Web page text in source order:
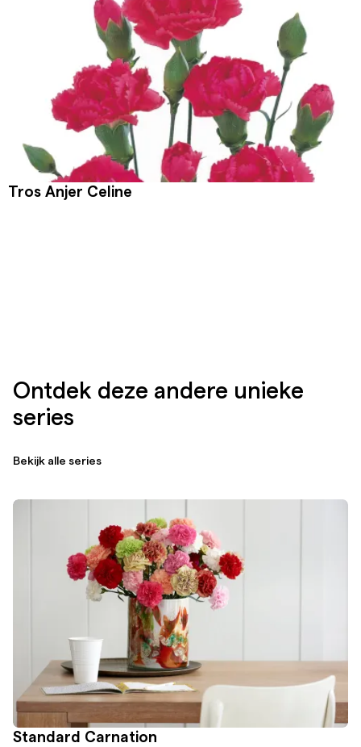
Tros Anjer Celine
Ontdek deze andere unieke
series
Bekijk alle series
Standard Carnation